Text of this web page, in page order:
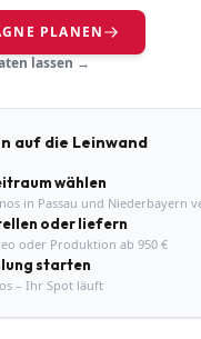
PLANEN
lassen →
auf die Leinwand
wählen
in Passau und Niederbayern
oder liefern
oder Produktion ab 950 €
starten
– Ihr Spot läuft